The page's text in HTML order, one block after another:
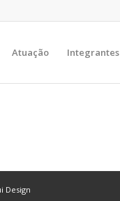
Atuação Integrantes
Design